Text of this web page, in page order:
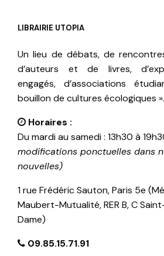
LIBRAIRIE UTOPIA
Un lieu de débats, de
d’auteurs et de livres,
engagés, d’associations
bouillon de cultures écologiques ».
Horaires :
Du mardi au samedi : 13h30 à
modifications ponctuelles dans
nouvelles)
1 rue Frédéric Sauton, Paris 5e
Maubert-Mutualité, RER B, C
Dame)
09.85.15.71.91